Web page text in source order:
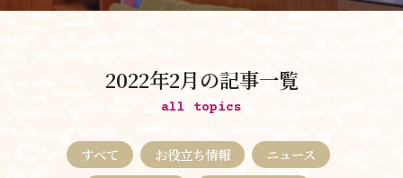
チーム体制
立地
料金について
2022年2月の記事一覧
all topics
すべて お役立ち情報
ニュース